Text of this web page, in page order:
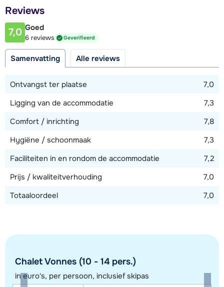
1500 meter
Afstand tot piste
100 meter
100 meter
Bekijk kaart
Reviews
7,0 Goed
6 reviews Geverifieerd
Samenvatting Alle reviews
Ontvangst ter plaatse
7,0
Ligging van de accommodatie
7,3
Comfort / inrichting
7,8
Hygiëne / schoonmaak
7,3
Faciliteiten in en rondom de accommodatie
7,2
Prijs / kwaliteitverhouding
7,0
Totaaloordeel
7,0
Chalet Vonnes (10 - 14 pers.)
in euro's, per persoon, inclusief skipas